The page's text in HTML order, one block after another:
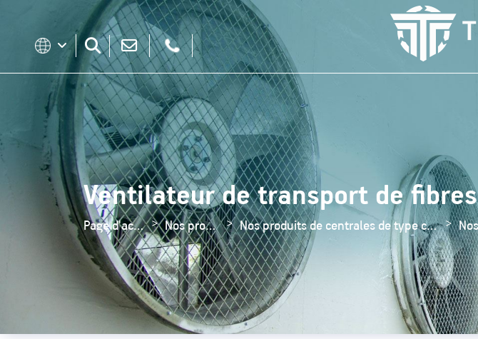
Ventilateur de transport de fibres
Page d'accueil Nos produits Nos produits de centrales de type constructif